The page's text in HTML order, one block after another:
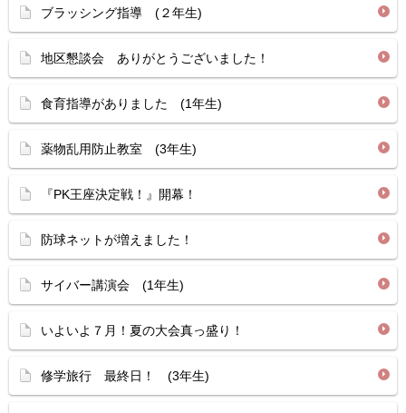
ブラッシング指導 (２年生)
地区懇談会 ありがとうございました！
食育指導がありました (1年生)
薬物乱用防止教室 (3年生)
『PK王座決定戦！』開幕！
防球ネットが増えました！
サイバー講演会 (1年生)
いよいよ７月！夏の大会真っ盛り！
修学旅行 最終日！ (3年生)